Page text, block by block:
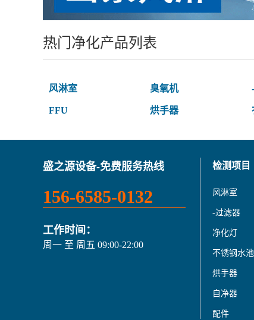
热门净化产品列表
风淋室 臭氧机
FFU 烘手器
盛之源设备-免费服务热线
156-6585-0132
工作时间：
周一 至 周五 09:00-22:00
检测项目
风淋室
-过滤器
净化灯
不锈钢水池
烘手器
自净器
配件